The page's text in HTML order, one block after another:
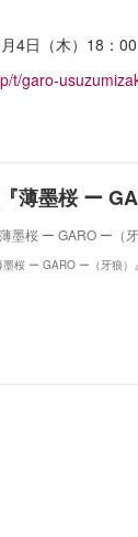
4日（木）18：00
t/garo-
薄墨桜 ー
墨桜 ー GARO ー（
墨桜 ー GARO ー（牙狼）